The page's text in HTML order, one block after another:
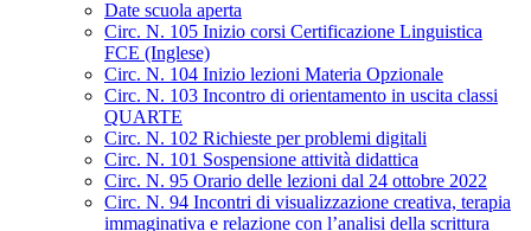
Date scuola aperta
Circ. N. 105 Inizio corsi Certificazione Linguistica
FCE (Inglese)
Circ. N. 104 Inizio lezioni Materia Opzionale
Circ. N. 103 Incontro di orientamento in uscita classi
QUARTE
Circ. N. 102 Richieste per problemi digitali
Circ. N. 101 Sospensione attività didattica
Circ. N. 95 Orario delle lezioni dal 24 ottobre 2022
Circ. N. 94 Incontri di visualizzazione creativa, terapia
immaginativa e relazione con l’analisi della scrittura